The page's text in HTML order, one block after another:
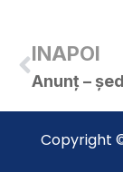
INAPOI
Copyright